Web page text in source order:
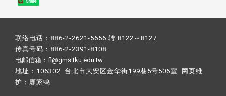
Share
联络电话：886-2-2621-5656 转 8122～8127
传真号码：886-2-2391-8108
电邮信箱：fl@gms.tku.edu.tw
地址：106302 台北市大安区金华街199巷5号506室 网页维
护： 廖家鸣​